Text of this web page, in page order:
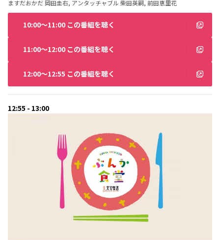
ますだおかだ 岡田圭右, アンタッチャブル 柴田英嗣, 前田恵里花
10:00〜11:00 この番組を聴く
11:00〜12:00 この番組を聴く
12:00〜12:55 この番組を聴く
12:55 - 13:00